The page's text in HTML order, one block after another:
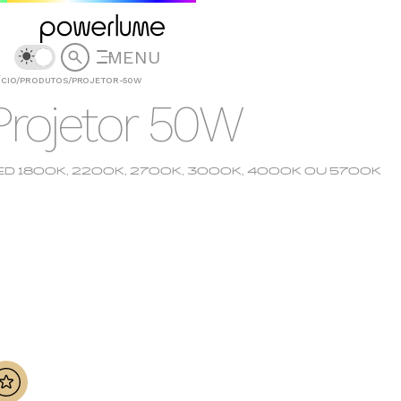
MENU
/PRODUTOS/PROJETOR-50W
50W
1800K, 2200K, 2700K, 3000K, 4000K OU 5700K